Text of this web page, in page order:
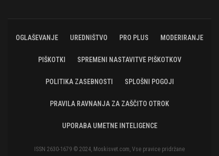
OGLAŠEVANJE UREDNIŠTVO PRO PLUS MODERIRANJE
PIŠKOTKI SPREMENI NASTAVITVE PIŠKOTKOV
POLITIKA ZASEBNOSTI SPLOŠNI POGOJI
PRAVILA RAVNANJA ZA ZAŠČITO OTROK
UPORABA UMETNE INTELIGENCE
ISSN 2630-1679 © 2024, Moskisvet.com, Vse pravice pridržane